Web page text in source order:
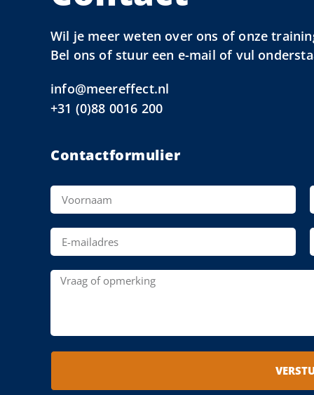
Wil je meer weten over ons of onze
Bel ons of stuur een e-mail of vul
info@meereffect.nl
+31 (0)88 0016 200
Contactformulier